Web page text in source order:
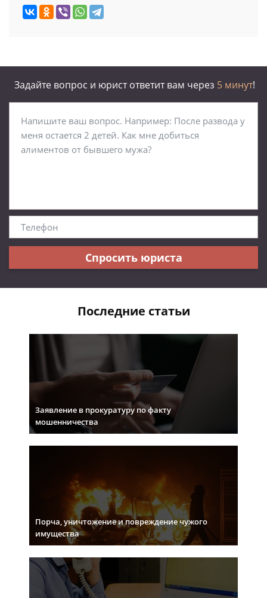
Задайте вопрос и юрист ответит вам через 5 минут!
Спросить юриста
Последние статьи
Заявление в прокуратуру по факту
мошенничества
Порча, уничтожение и повреждение чужого
имущества